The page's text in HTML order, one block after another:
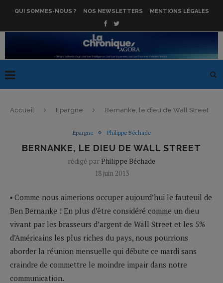
QUI SOMMES-NOUS ? NOS NEWSLETTERS MENTIONS LÉGALES
Accueil Epargne Bernanke, le dieu de Wall Street
Epargne Philippe Béchade
BERNANKE, LE DIEU DE WALL STREET
rédigé par Philippe Béchade
18 juin 2013
▪ Comme nous aimerions occuper aujourd’hui le fauteuil de
Ben Bernanke ! En plus d’être considéré comme un dieu
vivant par les brasseurs d’argent de Wall Street et les 5%
d’Américains les plus riches du pays, nous pourrions
aborder la réunion mensuelle qui débute ce mardi sans
craindre de commettre le moindre impair dans notre
communication.